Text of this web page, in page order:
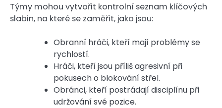
Týmy mohou vytvořit kontrolní seznam klíčových
slabin, na které se zaměřit, jako jsou:
Obranní hráči, kteří mají problémy se
rychlostí.
Hráči, kteří jsou příliš agresivní při
pokusech o blokování střel.
Obránci, kteří postrádají disciplínu při
udržování své pozice.